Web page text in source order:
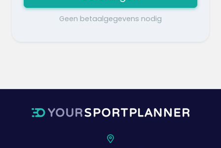
Geen betaalgegevens nodig